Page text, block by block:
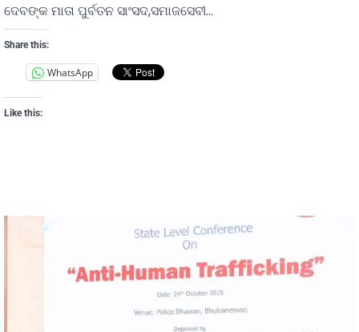
ଦେବଙ୍କ ମାତା ପୁର୍ବତନ ସାଂସଦ,ସମାଜସେବୀ…
Share this:
WhatsApp
Like this: